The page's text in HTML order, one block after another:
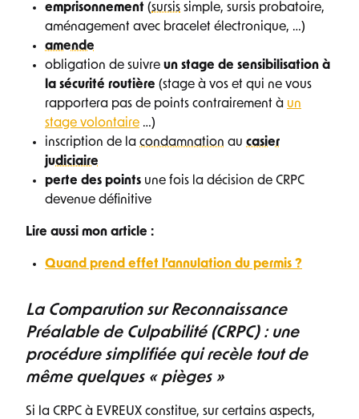
emprisonnement (sursis simple, sursis probatoire,
aménagement avec bracelet électronique, …)
amende
obligation de suivre un stage de sensibilisation à
la sécurité routière (stage à vos et qui ne vous
rapportera pas de points contrairement à un
stage volontaire …)
inscription de la condamnation au casier
judiciaire
perte des points une fois la décision de CRPC
devenue définitive
Lire aussi mon article :
Quand prend effet l’annulation du permis ?
La Comparution sur Reconnaissance
Préalable de Culpabilité (CRPC) : une
procédure simplifiée qui recèle tout de
même quelques « pièges »
Si la CRPC à EVREUX constitue, sur certains aspects,